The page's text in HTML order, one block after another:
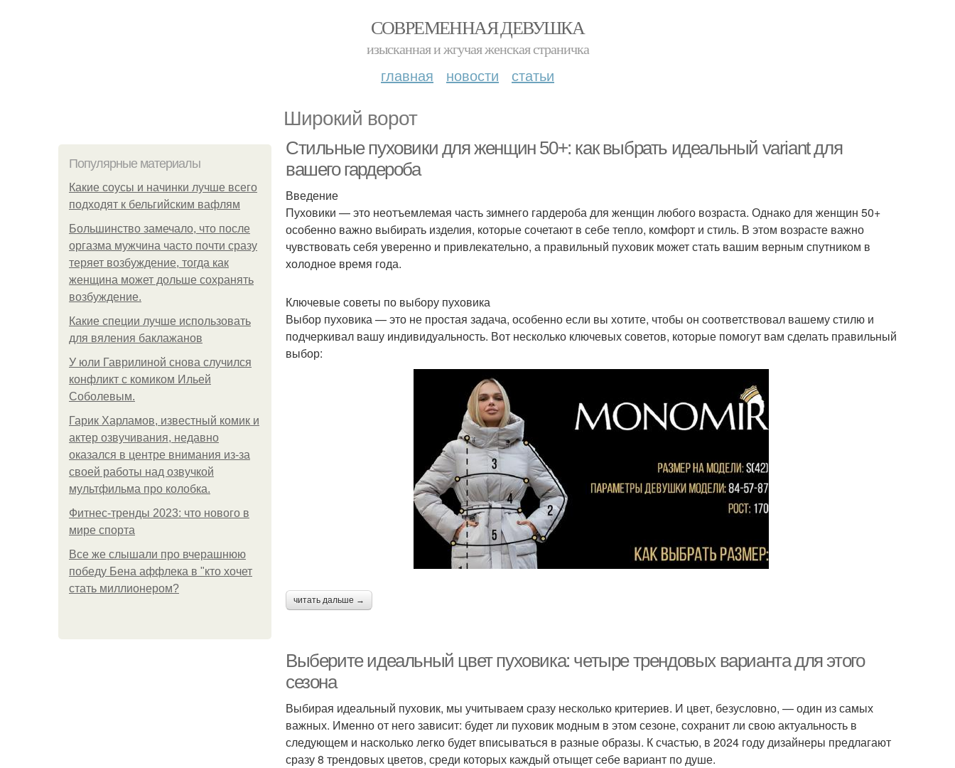
СОВРЕМЕННАЯ ДЕВУШКА
изысканная и жгучая женская страничка
главная новости статьи
Широкий ворот
Популярные материалы
Какие соусы и начинки лучше всего
подходят к бельгийским вафлям
Большинство замечало, что после
оргазма мужчина часто почти сразу
теряет возбуждение, тогда как
женщина может дольше сохранять
возбуждение.
Какие специи лучше использовать
для вяления баклажанов
У юли Гаврилиной снова случился
конфликт с комиком Ильей
Соболевым.
Гарик Харламов, известный комик и
актер озвучивания, недавно
оказался в центре внимания из-за
своей работы над озвучкой
мультфильма про колобка.
Фитнес-тренды 2023: что нового в
мире спорта
Все же слышали про вчерашнюю
победу Бена аффлека в "кто хочет
стать миллионером?
Стильные пуховики для женщин 50+: как выбрать идеальный variant для
вашего гардероба
Введение
Пуховики — это неотъемлемая часть зимнего гардероба для женщин любого возраста. Однако для женщин 50+
особенно важно выбирать изделия, которые сочетают в себе тепло, комфорт и стиль. В этом возрасте важно
чувствовать себя уверенно и привлекательно, а правильный пуховик может стать вашим верным спутником в
холодное время года.
Ключевые советы по выбору пуховика
Выбор пуховика — это не простая задача, особенно если вы хотите, чтобы он соответствовал вашему стилю и
подчеркивал вашу индивидуальность. Вот несколько ключевых советов, которые помогут вам сделать правильный
выбор:
читать дальше →
Выберите идеальный цвет пуховика: четыре трендовых варианта для этого
сезона
Выбирая идеальный пуховик, мы учитываем сразу несколько критериев. И цвет, безусловно, — один из самых
важных. Именно от него зависит: будет ли пуховик модным в этом сезоне, сохранит ли свою актуальность в
следующем и насколько легко будет вписываться в разные образы. К счастью, в 2024 году дизайнеры предлагают
сразу 8 трендовых цветов, среди которых каждый отыщет себе вариант по душе.